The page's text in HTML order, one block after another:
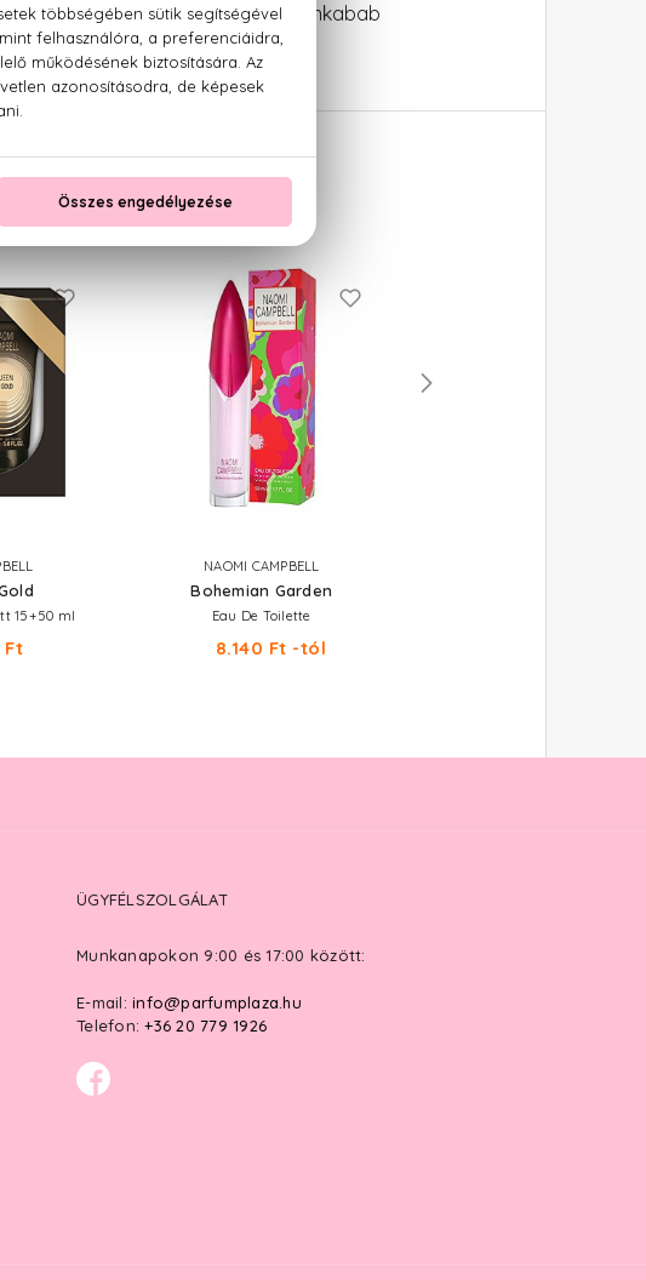
pézsma, cédrus, vanília, tonkabab
15+50 ml
Ft
NAOMI CAMPBELL
Bohemian Garden
Eau De Toilette
8.140 Ft -tól
ÜGYFÉLSZOLGÁLAT
Munkanapokon 9:00 és 17:00 között:
E-mail: info@parfumplaza.hu
Telefon: +36 20 779 1926